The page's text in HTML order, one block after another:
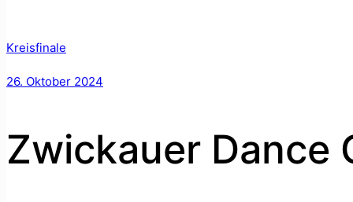
Kreisfinale
26. Oktober 2024
Zwickauer Dance